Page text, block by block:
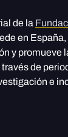
de la
en
y promueve
de
e